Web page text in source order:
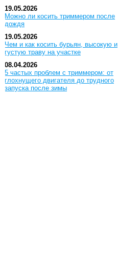
19.05.2026
Можно ли косить триммером после
дождя
19.05.2026
Чем и как косить бурьян, высокую и
густую траву на участке
08.04.2026
5 частых проблем с триммером: от
глохнущего двигателя до трудного
запуска после зимы